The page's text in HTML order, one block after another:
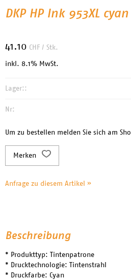
DKP HP Ink 953XL
41.10 CHF / Stk.
inkl. 8.1% MwSt.
Lager::
Nr:
Um zu bestellen melden Sie sich am
Merken
Anfrage zu diesem Artikel »
Beschreibung
* Produkttyp: Tintenpatrone
* Drucktechnologie: Tintenstrahl
* Druckfarbe: Cyan